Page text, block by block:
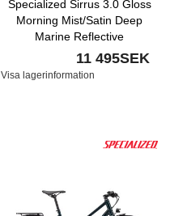
Specialized Sirrus 3.0 Gloss
Morning Mist/Satin Deep
Marine Reflective
11 495SEK
Visa lagerinformation